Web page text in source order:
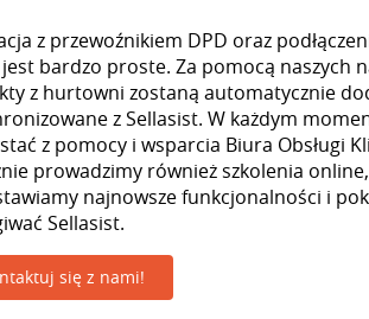
z przewoźnikiem DPD oraz
jest bardzo proste. Za pomocą naszych
z hurtowni zostaną automatycznie
z Sellasist. W każdym
z pomocy i wsparcia Biura Obsługi
prowadzimy również szkolenia
najnowsze funkcjonalności i
Sellasist.
się z nami!